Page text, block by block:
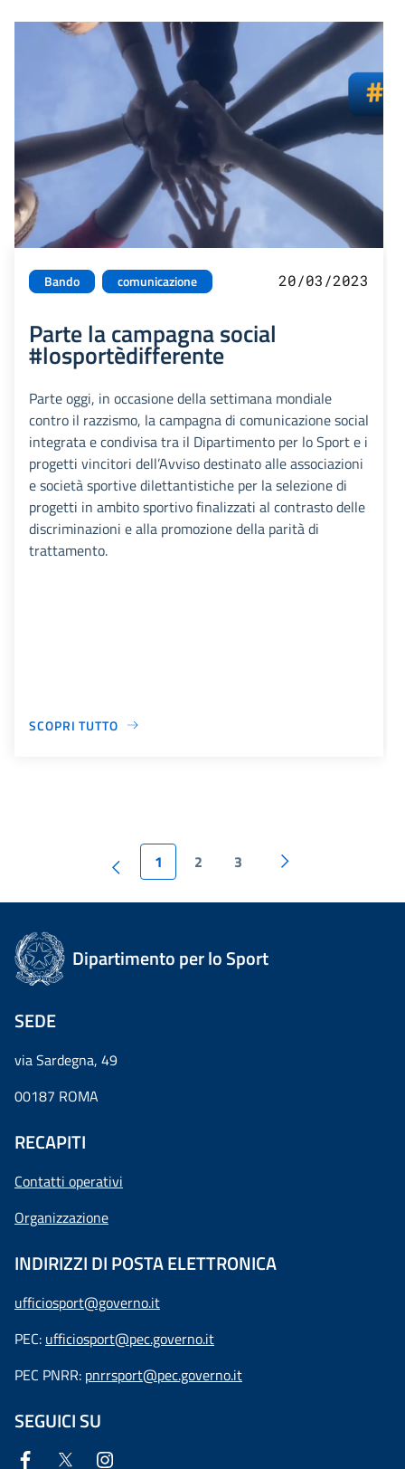
Bando comunicazione 20/03/2023
Parte la campagna social
#losportèdifferente
Parte oggi, in occasione della settimana mondiale
contro il razzismo, la campagna di comunicazione social
integrata e condivisa tra il Dipartimento per lo Sport e i
progetti vincitori dell’Avviso destinato alle associazioni
e società sportive dilettantistiche per la selezione di
progetti in ambito sportivo finalizzati al contrasto delle
discriminazioni e alla promozione della parità di
trattamento.
SCOPRI TUTTO
1 2 3
Dipartimento per lo Sport
SEDE
via Sardegna, 49
00187 ROMA
RECAPITI
Contatti operativi
Organizzazione
INDIRIZZI DI POSTA ELETTRONICA
ufficiosport@governo.it
PEC: ufficiosport@pec.governo.it
PEC PNRR: pnrrsport@pec.governo.it
SEGUICI SU